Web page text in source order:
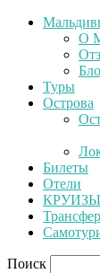
О
Туры
Острова
Билеты
Отели
КРУИЗЫ
Поиск